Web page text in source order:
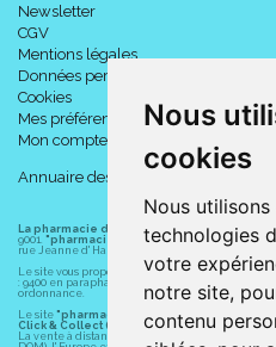
Nous
cookies
Nous
technologies
votre
notre site,
contenu
Newsletter
CGV
Mentions légales
Données personnelles
Cookies
Mes préférences Cookies
Mon compte
Annuaire des pharmacies
La pharmacie du centre à Albert
(80300) est
9001. "pharmacie-du-centre-albert.fr " est le
rue Jeanne d' Harcourt, 80300 Albert.
Le site vous propose un large choix de plus de
: 9400 en parapharmacie, animaux, orthopédie,
ordonnance.
Le site "pharmacie-du-centre-albert.fr"
Click & Collect (retrait gratuit dans la
La vente à distance chez vous et/ou chez un